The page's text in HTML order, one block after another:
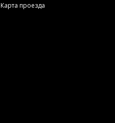
Карта проезда